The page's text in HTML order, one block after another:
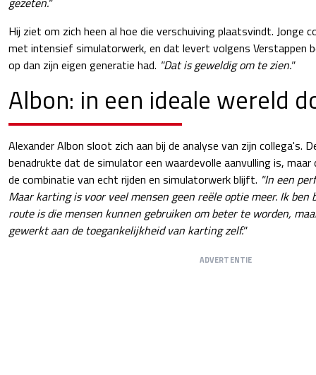
Hij ziet om zich heen al hoe die verschuiving plaatsvindt. Jonge
met intensief simulatorwerk, en dat levert volgens Verstappen
op dan zijn eigen generatie had. "Dat is geweldig om te zien."
Albon: in een ideale wereld
Alexander Albon sloot zich aan bij de analyse van zijn collega's.
benadrukte dat de simulator een waardevolle aanvulling is,
de combinatie van echt rijden en simulatorwerk blijft. "In een
Maar karting is voor veel mensen geen reële optie meer. Ik
route is die mensen kunnen gebruiken om beter te worden,
gewerkt aan de toegankelijkheid van karting zelf."
ADVERTENTIE